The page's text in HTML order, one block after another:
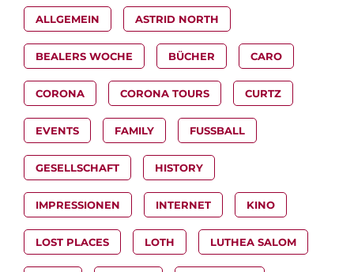
ALLGEMEIN ASTRID NORTH
BEALERS WOCHE BÜCHER CARO
CORONA CORONA TOURS CURTZ
EVENTS FAMILY FUSSBALL
GESELLSCHAFT HISTORY
IMPRESSIONEN INTERNET KINO
LOST PLACES LOTH LUTHEA SALOM